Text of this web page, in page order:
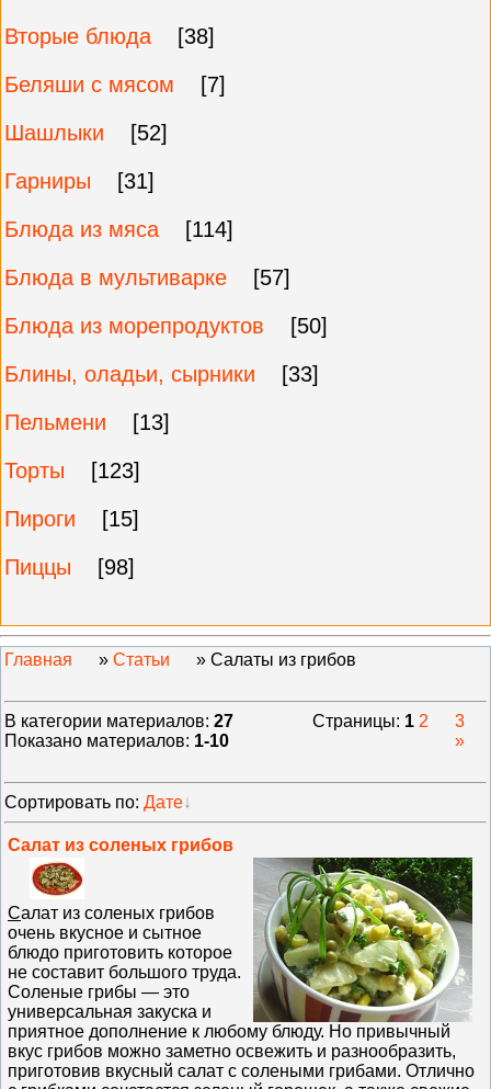
Вторые блюда
[38]
Беляши с мясом
[7]
Шашлыки
[52]
Гарниры
[31]
Блюда из мяса
[114]
Блюда в мультиварке
[57]
Блюда из морепродуктов
[50]
Блины, оладьи, сырники
[33]
Пельмени
[13]
Торты
[123]
Пироги
[15]
Пиццы
[98]
Главная » Статьи » Салаты из грибов
В категории материалов: 27
Показано материалов: 1-10
Страницы: 1 2
3
»
Сортировать по: Дате
Салат из соленых грибов
Салат из соленых грибов
очень вкусное и сытное
блюдо приготовить которое
не составит большого труда.
Соленые грибы — это
универсальная закуска и
приятное дополнение к любому блюду. Но привычный
вкус грибов можно заметно освежить и разнообразить,
приготовив вкусный салат с солеными грибами. Отлично